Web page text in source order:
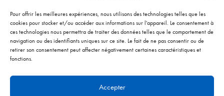
Pour offrir les meilleures expériences, nous utilisons des technologies telles que les
cookies pour stocker et/ou accéder aux informations sur l'appareil. Le consentement à
ces technologies nous permettra de traiter des données telles que le comportement de
navigation ou des identifiants uniques sur ce site. Le fait de ne pas consentir ou de
retirer son consentement peut affecter négativement certaines caractéristiques et
fonctions.
Accepter
Liens rapides
Pièces de rechange
Applications
A propos de